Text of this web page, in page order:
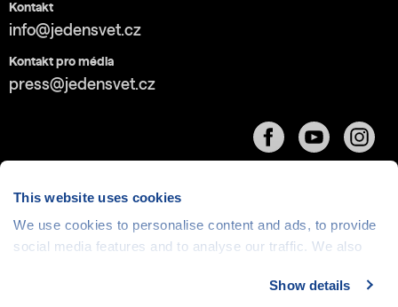
This website uses cookies
We use cookies to personalise content and ads, to provide
social media features and to analyse our traffic. We also
media, advertising and analytics partners who may
Show details
Kontakt
info@jedensvet.cz
Kontakt pro média
press@jedensvet.cz
Cookies| © 1999-2026 Člověk v tísni o.p.s., web běží